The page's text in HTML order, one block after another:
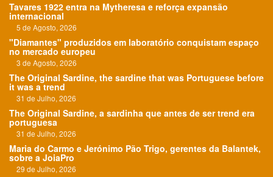
Tavares 1922 entra na Mytheresa e reforça expansão
internacional
5 de Agosto, 2026
"Diamantes" produzidos em laboratório conquistam espaço
no mercado europeu
3 de Agosto, 2026
The Original Sardine, the sardine that was Portuguese before
it was a trend
31 de Julho, 2026
The Original Sardine, a sardinha que antes de ser trend era
portuguesa
31 de Julho, 2026
Maria do Carmo e Jerónimo Pão Trigo, gerentes da Balantek,
sobre a JoiaPro
29 de Julho, 2026